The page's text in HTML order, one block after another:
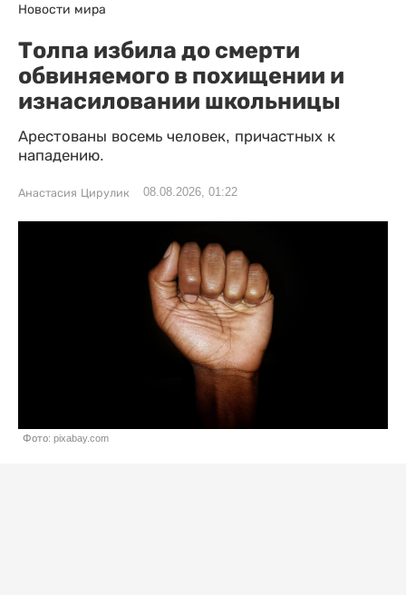
Новости мира
Толпа избила до смерти
обвиняемого в похищении и
изнасиловании школьницы
Арестованы восемь человек, причастных к
нападению.
Анастасия Цирулик 08.08.2026, 01:22
Фото: pixabay.com